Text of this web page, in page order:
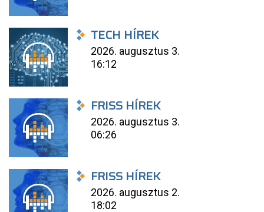
TECH HÍREK
2026. augusztus 3.
16:12
FRISS HÍREK
2026. augusztus 3.
06:26
FRISS HÍREK
2026. augusztus 2.
18:02